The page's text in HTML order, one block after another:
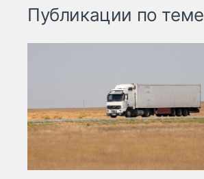
Публикации по теме